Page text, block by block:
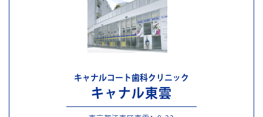
キャナルコート歯科クリニック
キャナル東雲